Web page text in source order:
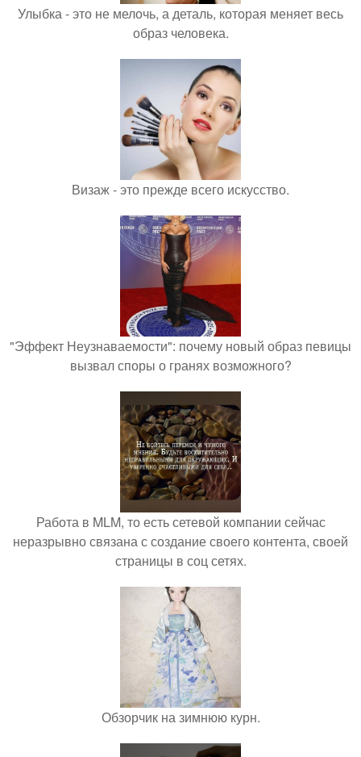
Улыбка - это не мелочь, а деталь, которая меняет весь
образ человека.
Визаж - это прежде всего искусство.
"Эффект Неузнаваемости": почему новый образ певицы
вызвал споры о гранях возможного?
Работа в MLM, то есть сетевой компании сейчас
неразрывно связана с создание своего контента, своей
страницы в соц сетях.
Обзорчик на зимнюю курн.